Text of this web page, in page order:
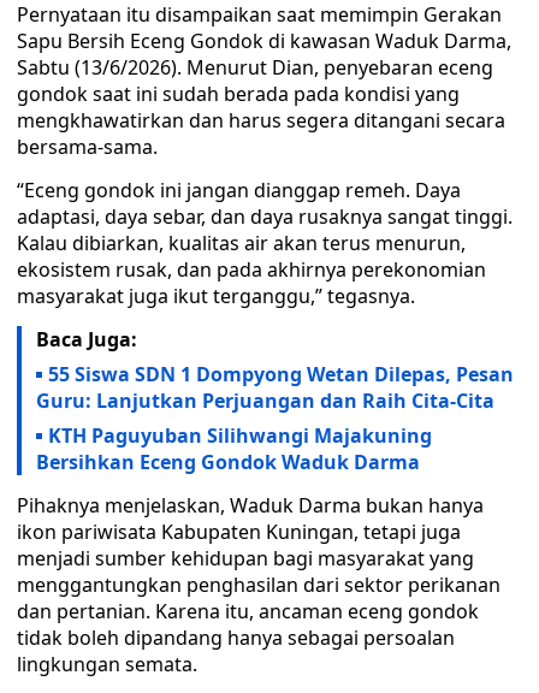
Pernyataan itu disampaikan saat memimpin Gerakan
Sapu Bersih Eceng Gondok di kawasan Waduk Darma,
Sabtu (13/6/2026). Menurut Dian, penyebaran eceng
gondok saat ini sudah berada pada kondisi yang
mengkhawatirkan dan harus segera ditangani secara
bersama-sama.
“Eceng gondok ini jangan dianggap remeh. Daya
adaptasi, daya sebar, dan daya rusaknya sangat tinggi.
Kalau dibiarkan, kualitas air akan terus menurun,
ekosistem rusak, dan pada akhirnya perekonomian
masyarakat juga ikut terganggu,” tegasnya.
Baca Juga:
55 Siswa SDN 1 Dompyong Wetan Dilepas, Pesan
Guru: Lanjutkan Perjuangan dan Raih Cita-Cita
KTH Paguyuban Silihwangi Majakuning
Bersihkan Eceng Gondok Waduk Darma
Pihaknya menjelaskan, Waduk Darma bukan hanya
ikon pariwisata Kabupaten Kuningan, tetapi juga
menjadi sumber kehidupan bagi masyarakat yang
menggantungkan penghasilan dari sektor perikanan
dan pertanian. Karena itu, ancaman eceng gondok
tidak boleh dipandang hanya sebagai persoalan
lingkungan semata.